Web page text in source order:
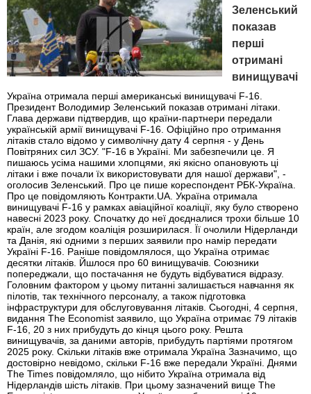
Зеленський
показав
перші
отримані
винищувачі
Україна отримала перші американські винищувачі F-16.
Президент Володимир Зеленський показав отримані літаки.
Глава держави підтвердив, що країни-партнери передали
українській армії винищувачі F-16. Офіційно про отримання
літаків стало відомо у символічну дату 4 серпня - у День
Повітряних сил ЗСУ. "F-16 в Україні. Ми забезпечили це. Я
пишаюсь усіма нашими хлопцями, які якісно опановують ці
літаки і вже почали їх використовувати для нашої держави", -
оголосив Зеленський. Про це пише кореспондент РБК-Україна.
Про це повідомляють Контракти.UA. Україна отримала
винищувачі F-16 у рамках авіаційної коаліції, яку було створено
навесні 2023 року. Спочатку до неї доєдналися трохи більше 10
країн, але згодом коаліція розширилася. Її очолили Нідерланди
та Данія, які одними з перших заявили про намір передати
Україні F-16. Раніше повідомлялося, що Україна отримає
десятки літаків. Йшлося про 60 винищувачів. Союзники
попереджали, що постачання не будуть відбуватися відразу.
Головним фактором у цьому питанні залишається навчання як
пілотів, так технічного персоналу, а також підготовка
інфраструктури для обслуговування літаків. Сьогодні, 4 серпня,
видання The Economist заявило, що Україна отримає 79 літаків
F-16, 20 з них прибудуть до кінця цього року. Решта
винищувачів, за даними авторів, прибудуть партіями протягом
2025 року. Скільки літаків вже отримала Україна Зазначимо, що
достовірно невідомо, скільки F-16 вже передали Україні. Днями
The Times повідомляло, що нібито Україна отримала від
Нідерландів шість літаків. При цьому зазначений вище The